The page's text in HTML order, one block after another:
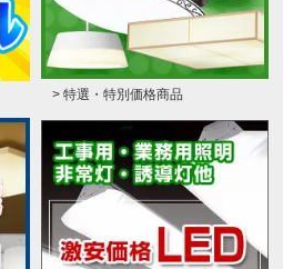
> 特選・特別価格商品